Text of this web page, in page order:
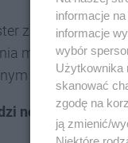
zdrowia,
między innymi
- tak
nowych
informacje
informacje
wybór
Użytkownika
skanować
zgodę na
ją zmienić/